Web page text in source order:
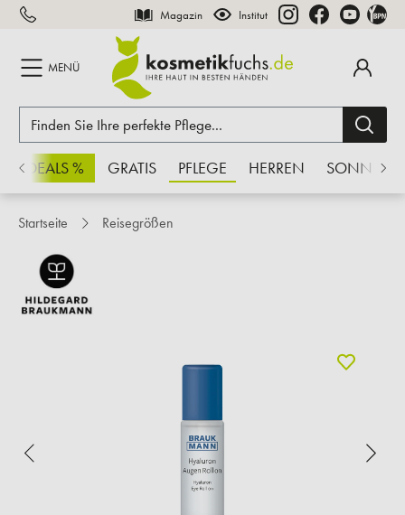
springen Magazin Institut
MENÜ
% GRATIS PFLEGE HERREN SONNE
Startseite Reisegrößen